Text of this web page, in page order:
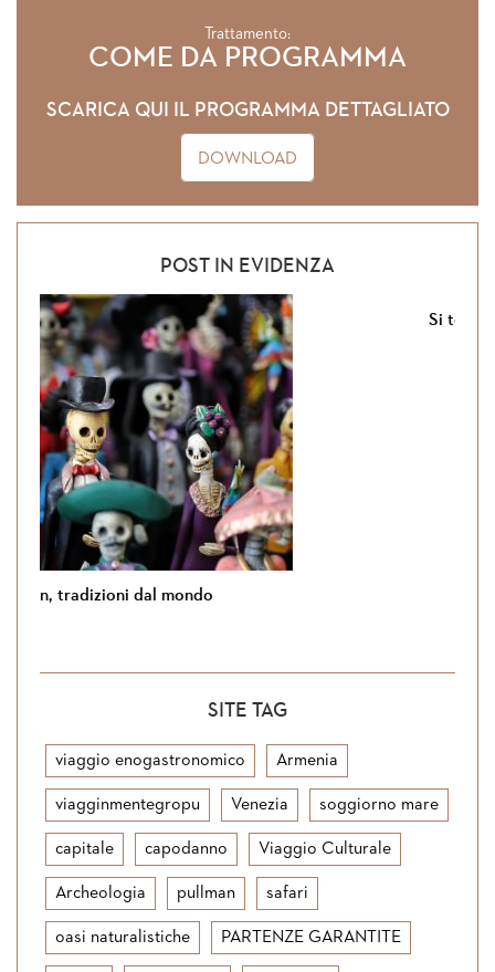
Trattamento:
COME DA PROGRAMMA
SCARICA QUI IL PROGRAMMA DETTAGLIATO
DOWNLOAD
POST IN EVIDENZA
tradizioni dal mondo
SITE TAG
viaggio enogastronomico Armenia
viagginmentegropu Venezia soggiorno mare
capitale capodanno Viaggio Culturale
Archeologia pullman safari
oasi naturalistiche PARTENZE GARANTITE